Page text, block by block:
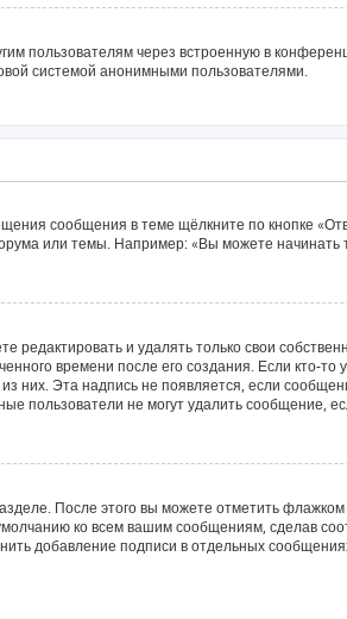
пользователям через встроенную в
системой анонимными пользователями.
сообщения в теме щёлкните по кнопке
или темы. Например: «Вы можете
и удалять только свои
времени после его создания. Если кто-
них. Эта надпись не появляется, если
пользователи не могут удалить сообщение,
После этого вы можете отметить флажком
ко всем вашим сообщениям, сделав
добавление подписи в отдельных